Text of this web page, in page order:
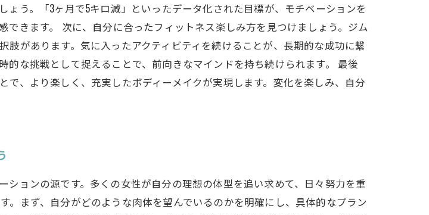
う。「3ヶ月で5キロ減」といったデータ化された目標が、モチベーションを
きます。 次に、自分に合ったフィットネス楽しみ方を見つけましょう。ジム
があります。気に入ったアクティビティを続けることが、長期的な成功に繋
な挑戦として捉えることで、前向きなマインドを持ち続けられます。 最後
、より楽しく、充実したボディーメイクが実現します。変化を楽しみ、自分
ョンの源です。多くの女性が自分の理想の体型を追い求めて、日々努力を重
まず、自分がどのような肉体を望んでいるのかを明確にし、具体的なプラン